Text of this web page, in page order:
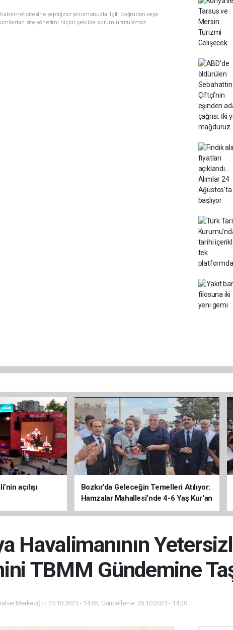
sitesine yaptığınız yorumunuzla ilgili doğrudan veya
site yönetimi hiçbir şekilde sorumlu tutulamaz.
açılışı
Bozkır’da Geleceğin Temelleri Atılıyor:
Hamzalar Mahallesi’nde 4-6 Yaş Kur'an
Kursu İnşaatı Başladı
Havalimanının
TBMM Gündemine
Merkezi) - | 25.10.2023 - 14:05, Güncelleme: 25.10.2023 - 14:20